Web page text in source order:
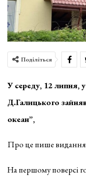
Поділіться
У середу, 12 липня,
Д.Галицького
океан”,
Про це пише
На першому поверсі